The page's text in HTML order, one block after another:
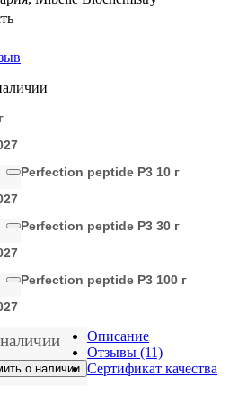
Perfection peptide P3 10 г
Perfection peptide P3 30 г
Perfection peptide P3 100 г
о наличии
Описание
Отзывы (11)
Сертификат качества